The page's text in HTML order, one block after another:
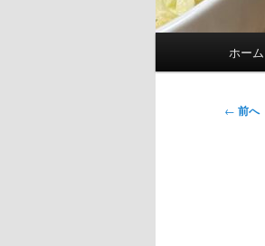
ホーム
投
← 前へ